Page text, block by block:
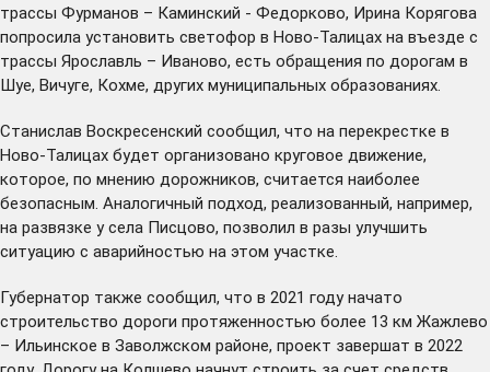
трассы Фурманов – Каминский - Федорково, Ирина Корягова
попросила установить светофор в Ново-Талицах на въезде с
трассы Ярославль – Иваново, есть обращения по дорогам в
Шуе, Вичуге, Кохме, других муниципальных образованиях.
Станислав Воскресенский сообщил, что на перекрестке в
Ново-Талицах будет организовано круговое движение,
которое, по мнению дорожников, считается наиболее
безопасным. Аналогичный подход, реализованный, например,
на развязке у села Писцово, позволил в разы улучшить
ситуацию с аварийностью на этом участке.
Губернатор также сообщил, что в 2021 году начато
строительство дороги протяженностью более 13 км Жажлево
– Ильинское в Заволжском районе, проект завершат в 2022